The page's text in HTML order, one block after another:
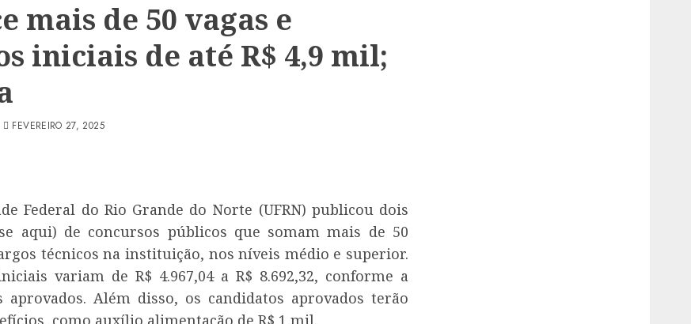
mais de 50 vagas e
iniciais de até R$ 4,9 mil;
FEVEREIRO 27, 2025
Federal do Rio Grande do Norte (UFRN) publicou dois
aqui) de concursos públicos que somam mais de 50
técnicos na instituição, nos níveis médio e superior.
variam de R$ 4.967,04 a R$ 8.692,32, conforme a
aprovados. Além disso, os candidatos aprovados terão
como auxílio alimentação de R$ 1 mil.